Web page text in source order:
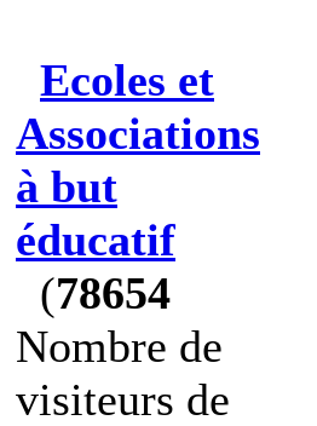
Ecoles et
Associations
à but
éducatif
(78654
Nombre de
visiteurs de